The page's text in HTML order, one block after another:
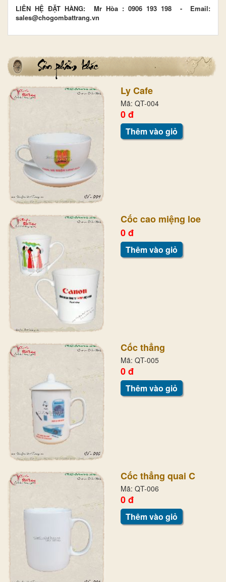
LIÊN HỆ ĐẶT HÀNG:
Mr Hòa : 0906 193 198 - Email:
sales@chogombattrang.vn
Ly Cafe
Mã: QT-004
0 đ
Thêm vào giỏ
Cốc cao miệng loe
0 đ
Thêm vào giỏ
Cốc thẳng
Mã: QT-005
0 đ
Thêm vào giỏ
Cốc thẳng quai C
Mã: QT-006
0 đ
Thêm vào giỏ